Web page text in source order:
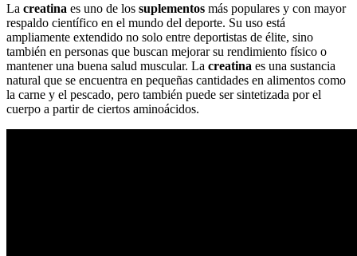
La creatina es uno de los suplementos más populares y con mayor
respaldo científico en el mundo del deporte. Su uso está
ampliamente extendido no solo entre deportistas de élite, sino
también en personas que buscan mejorar su rendimiento físico o
mantener una buena salud muscular. La creatina es una sustancia
natural que se encuentra en pequeñas cantidades en alimentos como
la carne y el pescado, pero también puede ser sintetizada por el
cuerpo a partir de ciertos aminoácidos.